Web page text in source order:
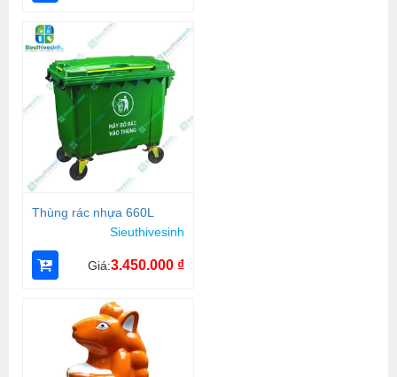
Thùng rác nhựa 660L
Sieuthivesinh
Giá:3.450.000 ₫